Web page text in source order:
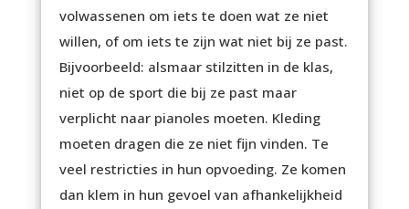
volwassenen om iets te doen wat ze niet
willen, of om iets te zijn wat niet bij ze past.
Bijvoorbeeld: alsmaar stilzitten in de klas,
niet op de sport die bij ze past maar
verplicht naar pianoles moeten. Kleding
moeten dragen die ze niet fijn vinden. Te
veel restricties in hun opvoeding. Ze komen
dan klem in hun gevoel van afhankelijkheid